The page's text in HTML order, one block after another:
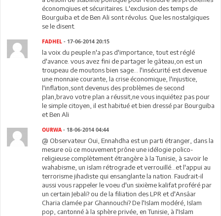
économqiues et sécuritaires. L'exclusion des temps de
Bourguiba et de Ben Ali sont révolus. Que les nostalgiques
se le disent.
FADHEL - 17-06-2014 20:15
la voix du peuple n'a pas d'importance, tout est réglé
d'avance. vous avez fini de partager le gâteau,on est un
troupeau de moutons bien sage... l'insécurité est devenue
une monnaie courante, la crise économique, l'injustice,
l'inflation,sont devenus des problèmes de second
plan,bravo votre plan a réussit,ne vous inquiétez pas pour
le simple citoyen, il est habitué et bien dressé par Bourguiba
et Ben Ali
OURWA - 18-06-2014 04:44
@ Observateur Oui, Ennahdha est un parti étranger, dans la
mesure où ce mouvement prône une idélogie polico-
religieuse complètement étrangère à la Tunisie, à savoir le
wahabisme, un islam rétrograde et verrouillé...et l'appui au
terrorisme jihadiste qui ensanglante la nation. Faudrait-il
aussi vous rappeler le voeu d'un sixième kalifat proféré par
un certain Jebali? ou de la filiation des LPR et d'Ansâar
Charia clamée par Ghannouchi? De l'Islam modéré, Islam
pop, cantonné à la sphère privée, en Tunisie, à l'Islam